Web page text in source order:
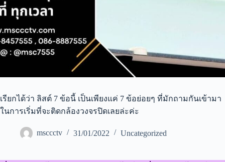
เรียกได้ว่า ลิสต์ 7 ข้อนี้ เป็นเพียงแค่ 7 ข้อย่อยๆ ที่มักถามกันเข้ามา
ในการเริ่มที่จะติดกล้องวงจรปิดเลยล่ะค่ะ
msccctv 31/01/2022 Uncategorized